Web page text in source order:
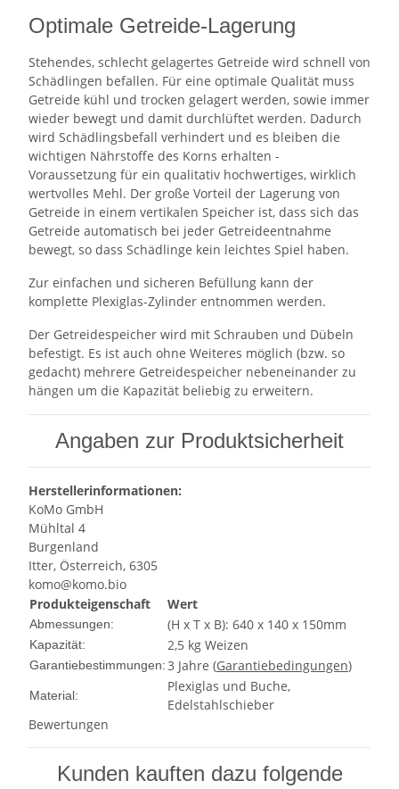
Optimale Getreide-Lagerung
Stehendes, schlecht gelagertes Getreide wird schnell von
Schädlingen befallen. Für eine optimale Qualität muss
Getreide kühl und trocken gelagert werden, sowie immer
wieder bewegt und damit durchlüftet werden. Dadurch
wird Schädlingsbefall verhindert und es bleiben die
wichtigen Nährstoffe des Korns erhalten -
Voraussetzung für ein qualitativ hochwertiges, wirklich
wertvolles Mehl. Der große Vorteil der Lagerung von
Getreide in einem vertikalen Speicher ist, dass sich das
Getreide automatisch bei jeder Getreideentnahme
bewegt, so dass Schädlinge kein leichtes Spiel haben.
Zur einfachen und sicheren Befüllung kann der
komplette Plexiglas-Zylinder entnommen werden.
Der Getreidespeicher wird mit Schrauben und Dübeln
befestigt. Es ist auch ohne Weiteres möglich (bzw. so
gedacht) mehrere Getreidespeicher nebeneinander zu
hängen um die Kapazität beliebig zu erweitern.
Angaben zur Produktsicherheit
Herstellerinformationen:
KoMo GmbH
Mühltal 4
Burgenland
Itter, Österreich, 6305
komo@komo.bio
Produkteigenschaft
Wert
Abmessungen: (H x T x B): 640 x 140 x 150mm
Kapazität: 2,5 kg Weizen
Garantiebestimmungen:3 Jahre (Garantiebedingungen)
Material:
Plexiglas und Buche,
Edelstahlschieber
Bewertungen
Kunden kauften dazu folgende